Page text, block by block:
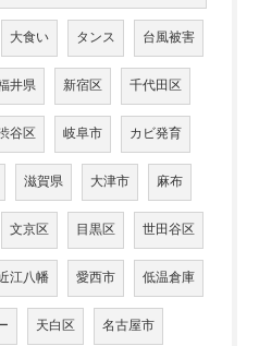
大食い タンス 台風被害
井県 新宿区 千代田区
谷区 岐阜市 カビ発育
滋賀県 大津市 麻布
文京区 目黒区 世田谷区
江八幡 愛西市 低温倉庫
天白区 名古屋市